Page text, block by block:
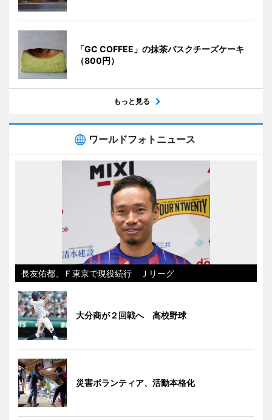
「GC COFFEE」の抹茶バスクチーズケーキ
（800円）
もっと見る
ワールドフォトニュース
長友佑都、Ｆ東京で現役続行 Ｊリーグ
大分商が２回戦へ 高校野球
災害ボランティア、活動本格化